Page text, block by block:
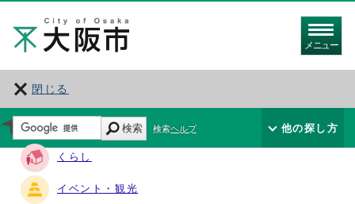
メニュー
閉じる
サイト・ナビ
くらし
イベント・観光
検索 検索ヘルプ 他の探し方